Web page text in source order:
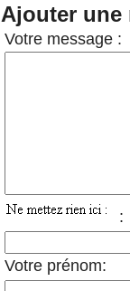
Ajouter une
Votre message :
:
Votre prénom: